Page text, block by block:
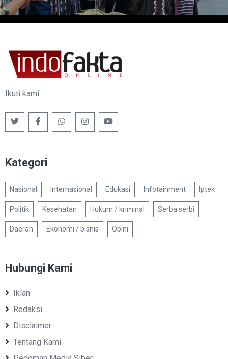
Ikuti kami:
Kategori
Nasional Internasional Edukasi Infotainment Iptek
Politik Kesehatan Hukum / kriminal Serba serbi
Daerah Ekonomi / bisnis Opini
Hubungi Kami
Iklan
Redaksi
Disclaimer
Tentang Kami